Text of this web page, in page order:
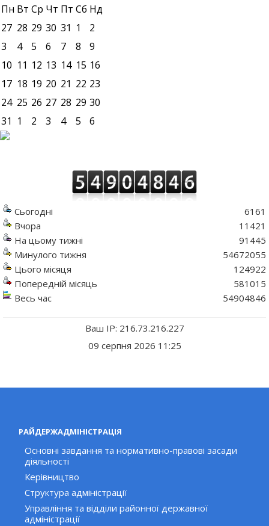
Пн Вт Ср Чт Пт Сб Нд
27 28 29 30 31 1
2
3
4 5 6 7 8
9
10 11 12 13 14 15 16
17 18 19 20 21 22 23
24 25 26 27 28 29 30
31 1 2 3 4 5 6
Сьогодні
Вчора
На цьому тижні
Минулого тижня
Цього місяця
Попередній місяць
Весь час
6161
11421
91445
54672055
124922
581015
54904846
Ваш IP: 216.73.216.227
09 серпня 2026 11:25
РАЙДЕРЖАДМІНІСТРАЦІЯ
Основні завдання та нормативно-правові засади
діяльності
Керівництво
Структура адміністрації
Управління та відділи районної державної
адміністрації